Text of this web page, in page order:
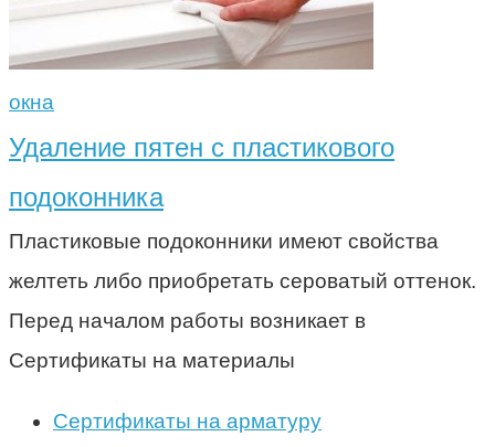
окна
Удаление пятен с пластикового
подоконника
Пластиковые подоконники имеют свойства
желтеть либо приобретать сероватый оттенок.
Перед началом работы возникает в
Сертификаты на материалы
Сертификаты на арматуру